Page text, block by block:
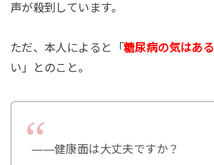
声が殺到しています。
ただ、本人によると「糖尿病の気はある
い」とのこと。
――健康面は大丈夫ですか？